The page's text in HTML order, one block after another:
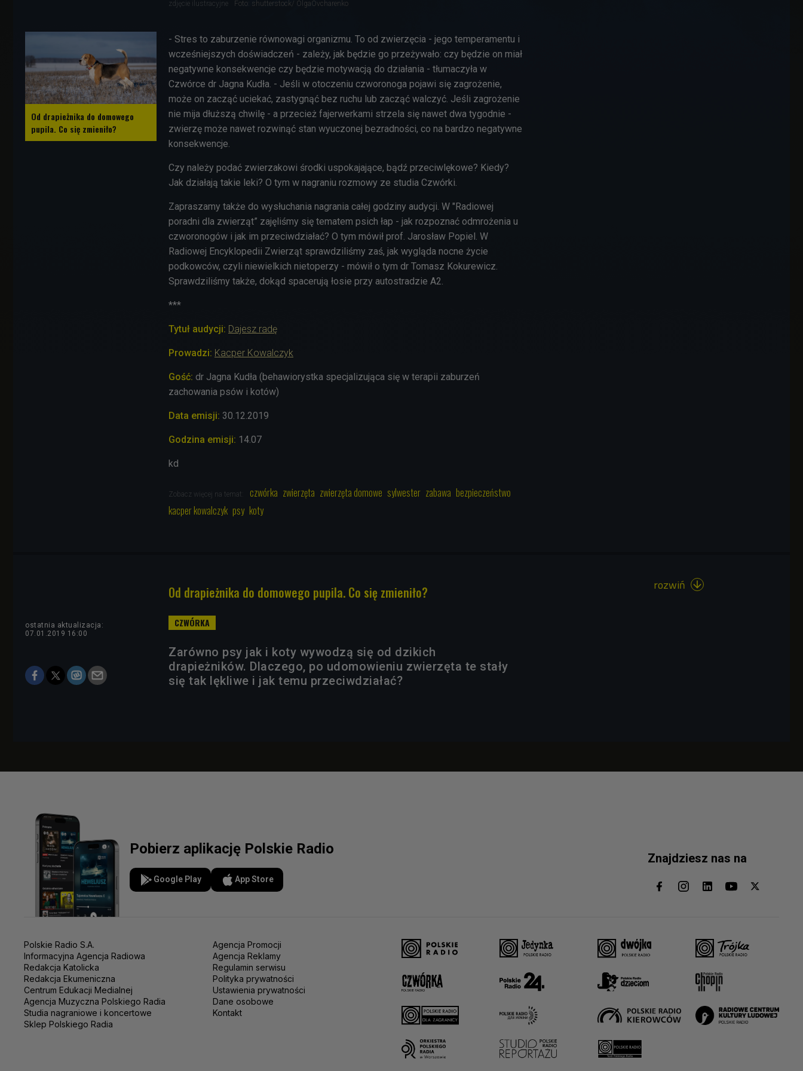
zdjęcie ilustracyjne Foto: shutterstock/ OlgaOvcharenko
Od drapieżnika do domowego
pupila. Co się zmieniło?
- Stres to zaburzenie równowagi organizmu. To od zwierzęcia - jego temperamentu i
wcześniejszych doświadczeń - zależy, jak będzie go przeżywało: czy będzie on miał
negatywne konsekwencje czy będzie motywacją do działania - tłumaczyła w
Czwórce dr Jagna Kudła. - Jeśli w otoczeniu czworonoga pojawi się zagrożenie,
może on zacząć uciekać, zastygnąć bez ruchu lub zacząć walczyć. Jeśli zagrożenie
nie mija dłuższą chwilę - a przecież fajerwerkami strzela się nawet dwa tygodnie -
zwierzę może nawet rozwinąć stan wyuczonej bezradności, co na bardzo negatywne
konsekwencje.
Czy należy podać zwierzakowi środki uspokajające, bądź przeciwlękowe? Kiedy?
Jak działają takie leki? O tym w nagraniu rozmowy ze studia Czwórki.
Zapraszamy także do wysłuchania nagrania całej godziny audycji. W "Radiowej
poradni dla zwierząt” zajęliśmy się tematem psich łap - jak rozpoznać odmrożenia u
czworonogów i jak im przeciwdziałać? O tym mówił prof. Jarosław Popiel. W
Radiowej Encyklopedii Zwierząt sprawdziliśmy zaś, jak wygląda nocne życie
podkowców, czyli niewielkich nietoperzy - mówił o tym dr Tomasz Kokurewicz.
Sprawdziliśmy także, dokąd spacerują łosie przy autostradzie A2.
***
Tytuł audycji: Dajesz radę
Prowadzi: Kacper Kowalczyk
Gość: dr Jagna Kudła (behawiorystka specjalizująca się w terapii zaburzeń
zachowania psów i kotów)
Data emisji: 30.12.2019
Godzina emisji: 14.07
kd
Zobacz więcej na temat: czwórka zwierzęta zwierzęta domowe sylwester zabawa bezpieczeństwo
kacper kowalczyk psy koty
Od drapieżnika do domowego pupila. Co się zmieniło?
ostatnia aktualizacja:
07.01.2019 16:00
Zarówno psy jak i koty wywodzą się od dzikich
drapieżników. Dlaczego, po udomowieniu zwierzęta te stały
się tak lękliwe i jak temu przeciwdziałać?
rozwiń 
Pobierz aplikację Polskie Radio
Google Play App Store
Znajdziesz nas na
Polskie Radio S.A.
Informacyjna Agencja Radiowa
Redakcja Katolicka
Redakcja Ekumeniczna
Centrum Edukacji Medialnej
Agencja Muzyczna Polskiego Radia
Studia nagraniowe i koncertowe
Sklep Polskiego Radia
Agencja Promocji
Agencja Reklamy
Regulamin serwisu
Polityka prywatności
Ustawienia prywatności
Dane osobowe
Kontakt